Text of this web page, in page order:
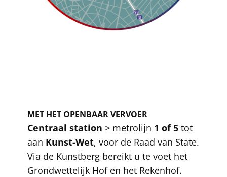
MET HET OPENBAAR VERVOER
Centraal station > metrolijn 1 of 5 tot
aan Kunst-Wet, voor de Raad van State.
Via de Kunstberg bereikt u te voet het
Grondwettelijk Hof en het Rekenhof.